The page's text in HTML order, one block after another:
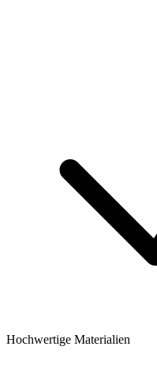
Hochwertige Materialien